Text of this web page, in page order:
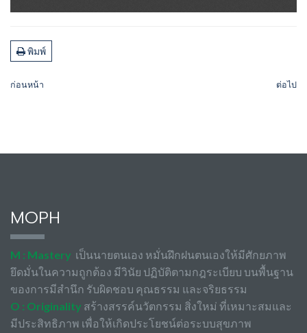
พิมพ์
ก่อนหน้า ต่อไป
MOPH
M : Mastery เป็นนายตนเอง หมั่นฝึกฝนตนเองให้มีศักยภาพ
ยึดมั่นในความถูกต้อง มีวินัย ปฏิบัติตามกฎระเบียบ บนพื้นฐาน
ของการมีสำนึก รับผิดชอบ คุณธรรม และจริยธรรม
O : Originality สร้างสรรค์นวัตกรรม สิ่งใหม่ ที่เหมาะสมและ
มีประสิทธิภาพ เพื่อให้เกิดประโยชน์ต่อระบบสุขภาพ